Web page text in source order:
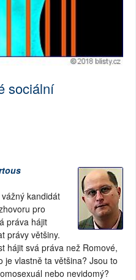
sociální
kandidát
pro
práva hájit
právy většiny.
hájit svá práva než Romové,
je vlastně ta většina? Jsou to
nebo nevidomý?